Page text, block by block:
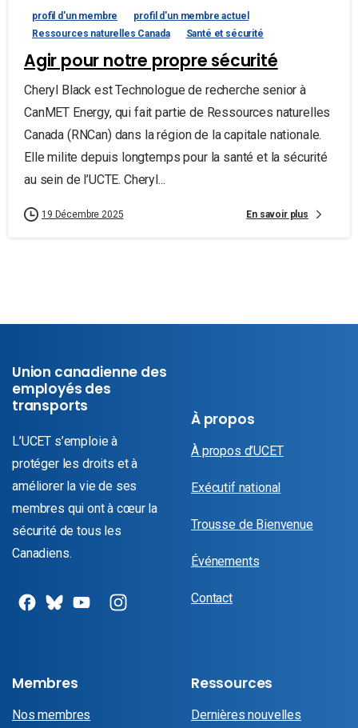
profil d'un membre
profil d'un membre actuel
Ressources naturelles Canada
Santé et sécurité
Agir pour notre propre sécurité
Cheryl Black est Technologue de recherche senior à
CanMET Energy, qui fait partie de Ressources naturelles
Canada (RNCan) dans la région de la capitale nationale.
Elle milite depuis longtemps pour la santé et la sécurité
au sein de l’UCTE. Cheryl...
19 Décembre 2025 En savoir plus
Union canadienne des
employés des
transports
L’UCET s’emploie à
protéger les droits et à
améliorer la vie de ses
membres qui ont à cœur la
sécurité de tous les
Canadiens.
À propos
À propos d’UCET
Exécutif national
Trousse de Bienvenue
Événements
Contact
Membres
Nos membres
Ressources
Dernières nouvelles